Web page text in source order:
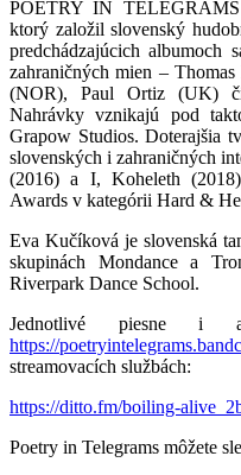
POETRY IN
ktorý založil slovenský
predchádzajúcich albumoch
zahraničných mien –
(NOR), Paul Ortiz (UK)
Nahrávky vznikajú pod
Grapow Studios. Doterajšia
slovenských i zahraničných
(2016) a I, Koheleth
Awards v kategórii Hard &
Eva Kučíková je slovenská
skupinách Mondance a
Riverpark Dance School.
Jednotlivé piesne i
https://
streamovacích službách:
https://ditto.fm/boiling-
Poetry in Telegrams môžete